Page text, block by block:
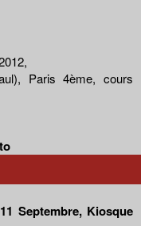
Paris 4ème, cours
Septembre, Kiosque